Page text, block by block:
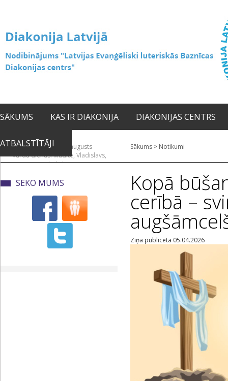
SĀKUMS KAS IR DIAKONIJA DIAKONIJAS CENTRS
ATBALSTĪTĀJI2026. gada 08. augusts
Vārda dienas: Mudīte, Vladislavs,
Vladislava
Sākums > Notikumi
SEKO MUMS Kopā
cerībā –
Ziņa publicēta 05.04.2026